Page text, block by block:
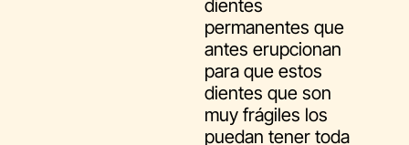
dientes
permanentes que
antes erupcionan
para que estos
dientes que son
muy frágiles los
puedan tener toda